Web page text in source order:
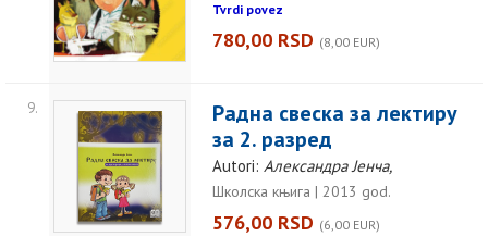
Tvrdi povez
780,00 RSD (8,00 EUR)
9.
Радна свеска за лектиру
за 2. разред
Autori: Александра Јенча,
Школска књига | 2013 god.
576,00 RSD (6,00 EUR)